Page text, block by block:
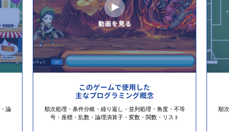
論
このゲームで使用した
主なプログラミング概念
順次処理・条件分岐・繰り返し・並列処理・角度・不等
号・座標・乱数・論理演算子・変数・関数・リスト
順